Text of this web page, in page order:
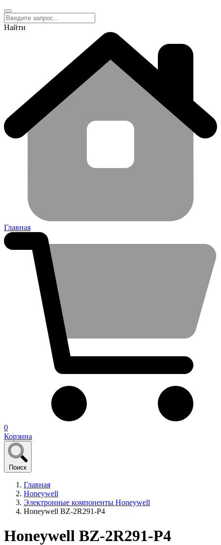
Найти
Главная
0
Корзина
Поиск
Главная
Honeywell
Электронные компоненты Honeywell
Honeywell BZ-2R291-P4
Honeywell BZ-2R291-P4